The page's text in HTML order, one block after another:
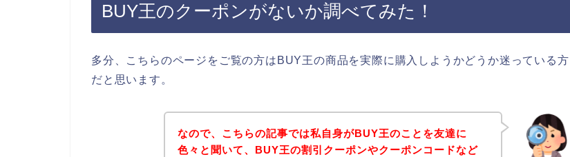
BUY王のクーポンがないか調べてみた！
多分、こちらのページをご覧の方はBUY王の商品を実際に購入しようかどうか迷っている方
だと思います。
なので、こちらの記事では私自身がBUY王のことを友達に
色々と聞いて、BUY王の割引クーポンやクーポンコードなど